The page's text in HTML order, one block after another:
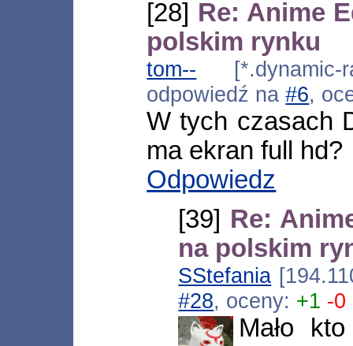
[28] Re: Anime
polskim rynku
tom-- [*.dynamic-
odpowiedź na#6,
W tych czasach
ma ekran full hd?
Odpowiedz
[39] Re:
na polskim
SStefania
#28, oceny: +1 -0
Mało